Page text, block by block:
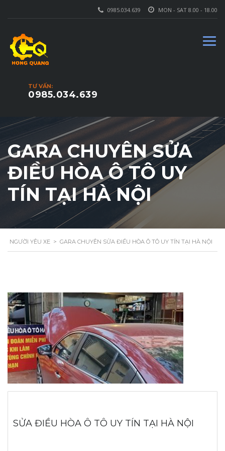
MON - SAT 8.00 - 18.00
0985.034.639
TƯ VẤN:
0985.034.639
GARA CHUYÊN SỬA
ĐIỀU HÒA Ô TÔ UY
TÍN TẠI HÀ NỘI
NGƯỜI YÊU XE > GARA CHUYÊN SỬA ĐIỀU HÒA Ô TÔ UY TÍN TẠI HÀ NỘI
SỬA ĐIỀU HÒA Ô TÔ UY TÍN TẠI HÀ NỘI